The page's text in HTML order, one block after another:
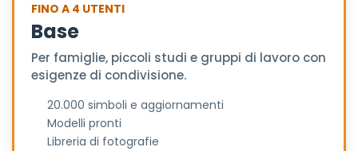
FINO A 4 UTENTI
Base
Per famiglie, piccoli studi e gruppi di lavoro con
esigenze di condivisione.
20.000 simboli e aggiornamenti
Modelli pronti
Libreria di fotografie